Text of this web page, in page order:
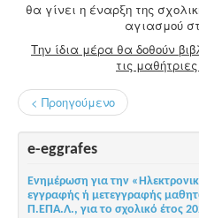
θα γίνει η έναρξη της
αγιασμού
Την ίδια μέρα θα δοθούν
τις
< Προηγούμενο
e-eggrafes
Ενημέρωση για την
εγγραφής ή μετεγγραφής
Π.ΕΠΑ.Λ., για το σχολικό έτος